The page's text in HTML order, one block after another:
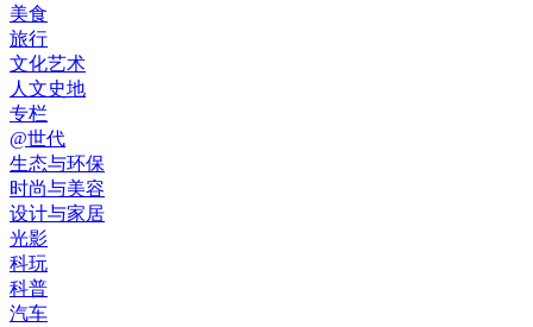
美食
旅行
文化艺术
人文史地
专栏
@世代
生态与环保
时尚与美容
设计与家居
光影
科玩
科普
汽车